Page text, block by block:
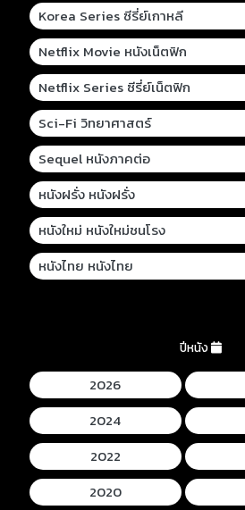
Korea Series ซีรี่ย์เกาหลี
Netflix Movie หนังเน็ตฟิก
Netflix Series ซีรี่ย์เน็ตฟิก
Sci-Fi วิทยาศาสตร์
Sequel หนังภาคต่อ
หนังฝรั่ง หนังฝรั่ง
หนังใหม่ หนังใหม่ชนโรง
หนังไทย หนังไทย
ปีหนัง
2026
2024
2022
2020